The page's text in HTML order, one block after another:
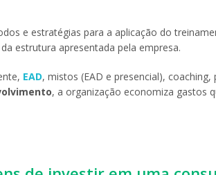
e estratégias para a aplicação do
estrutura apresentada pela empresa.
EAD, mistos (EAD e presencial),
, a organização economiza gastos